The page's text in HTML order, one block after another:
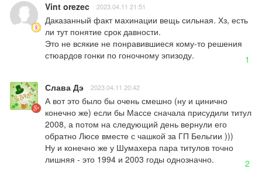
Vint orezec 2023.04.11 21:51
Даказанный факт махинации вещь сильная. Хз, есть
ли тут понятие срок давности.
Это не всякие не понравившиеся кому-то решения
стюардов гонки по гоночному эпизоду.
1
Слава Дэ 2023.04.11 20:42
А вот это было бы очень смешно (ну и цинично
конечно же) если бы Массе сначала присудили титул
2008, а потом на следующий день вернули его
обратно Люсе вместе с чашкой за ГП Бельгии )))
Ну и конечно же у Шумахера пара титулов точно
лишняя - это 1994 и 2003 годы однозначно.
2